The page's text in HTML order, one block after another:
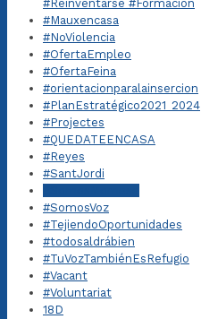
#Reinventarse #Formación
#Mauxencasa
#NoViolencia
#OfertaEmpleo
#OfertaFeina
#orientacionparalainsercion
#PlanEstratégico2021_2024
#Projectes
#QUEDATEENCASA
#Reyes
#SantJordi
#SomosVoz
#TejiendoOportunidades
#todosaldrábien
#TuVozTambiénEsRefugio
#Vacant
#Voluntariat
18D